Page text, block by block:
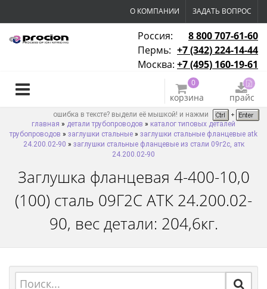
О КОМПАНИИ ЗАДАТЬ ВОПРОС
Россия:
8 800 707-61-60
Пермь: +7 (342) 224-14-44
Москва: +7 (495) 160-19-61
0
корзина прайс
ошибка в тексте? выдели её мышкой! и нажми
главная » детали трубопроводов » каталог типовых деталей
трубопроводов » заглушки стальные » заглушки стальные фланцевые atk
24.200.02-90 » заглушки стальные фланцевые из стали 09г2с, атк
24.200.02-90
Заглушка фланцевая 4-400-10,0
(100) сталь 09Г2С АТК 24.200.02-
90, вес детали: 204,6кг.